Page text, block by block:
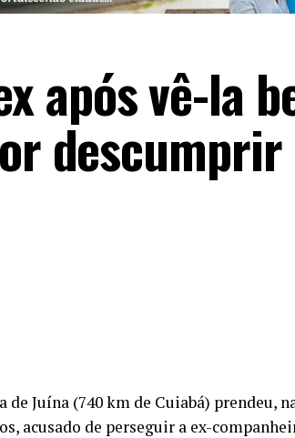
após vê-la
Juína (740 km de Cuiabá) prendeu,
acusado de perseguir a ex-